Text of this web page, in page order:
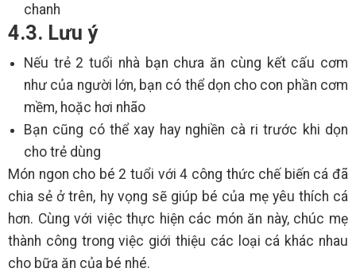
chanh
4.3. Lưu ý
Nếu trẻ 2 tuổi nhà bạn chưa ăn cùng kết cấu cơm
như của người lớn, bạn có thể dọn cho con phần cơm
mềm, hoặc hơi nhão
Bạn cũng có thể xay hay nghiền cà ri trước khi dọn
cho trẻ dùng
Món ngon cho bé 2 tuổi với 4 công thức chế biến cá đã
chia sẻ ở trên, hy vọng sẽ giúp bé của mẹ yêu thích cá
hơn. Cùng với việc thực hiện các món ăn này, chúc mẹ
thành công trong việc giới thiệu các loại cá khác nhau
cho bữa ăn của bé nhé.